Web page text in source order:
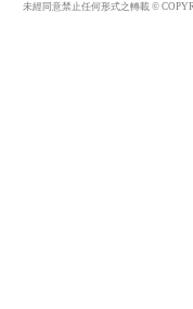
未經同意禁止任何形式之轉載 ©